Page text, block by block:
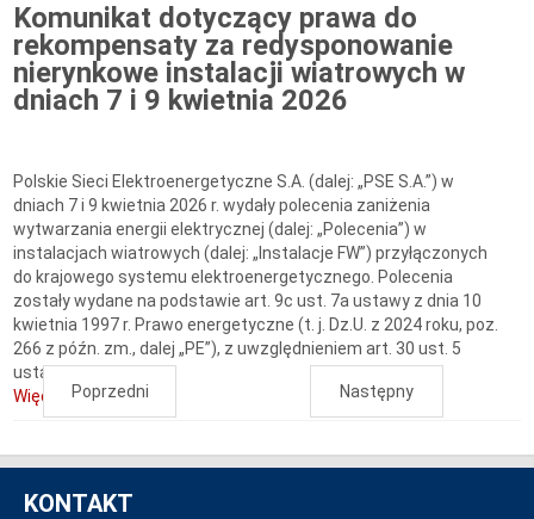
Komunikat dotyczący prawa do
rekompensaty za redysponowanie
nierynkowe instalacji wiatrowych w
dniach 7 i 9 kwietnia 2026
Polskie Sieci Elektroenergetyczne S.A. (dalej: „PSE S.A.”) w
dniach 7 i 9 kwietnia 2026 r. wydały polecenia zaniżenia
wytwarzania energii elektrycznej (dalej: „Polecenia”) w
instalacjach wiatrowych (dalej: „Instalacje FW”) przyłączonych
do krajowego systemu elektroenergetycznego. Polecenia
zostały wydane na podstawie art. 9c ust. 7a ustawy z dnia 10
kwietnia 1997 r. Prawo energetyczne (t. j. Dz.U. z 2024 roku, poz.
266 z późn. zm., dalej „PE”), z uwzględnieniem art. 30 ust. 5
ustawy z dnia...
Więcej...Poprzedni Następny
KONTAKT